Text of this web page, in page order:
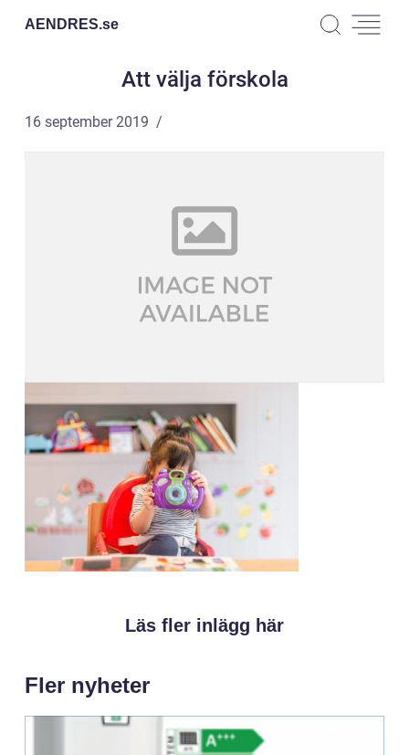
AENDRES.se
Att välja förskola
16 september 2019
Läs fler inlägg här
Fler nyheter